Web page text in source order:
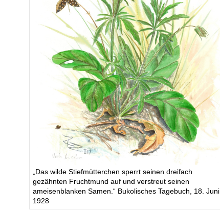
„Das wilde Stiefmütterchen sperrt seinen dreifach
gezähnten Fruchtmund auf und verstreut seinen
ameisenblanken Samen.“ Bukolisches Tagebuch, 18. Juni
1928